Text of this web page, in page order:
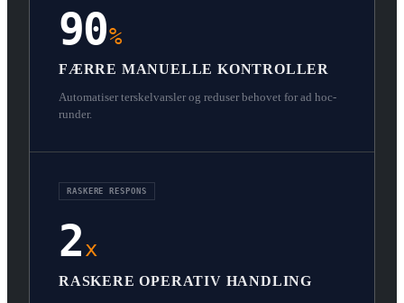
90%
FÆRRE MANUELLE KONTROLLER
Automatiser terskelvarsler og reduser behovet for ad hoc-
runder.
RASKERE RESPONS
2x
RASKERE OPERATIV HANDLING